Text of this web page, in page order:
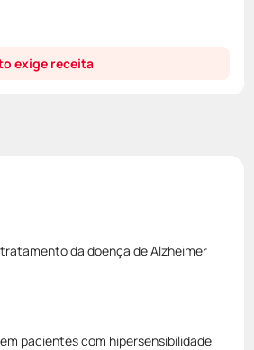
exige receita
da doença de Alzheimer
pacientes com hipersensibilidade